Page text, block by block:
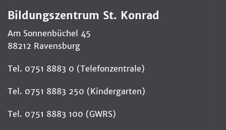
Bildungszentrum St. Konrad
Am Sonnenbüchel 45
88212 Ravensburg
Tel. 0751 8883 0 (Telefonzentrale)
Tel. 0751 8883 250 (Kindergarten)
Tel. 0751 8883 100 (GWRS)